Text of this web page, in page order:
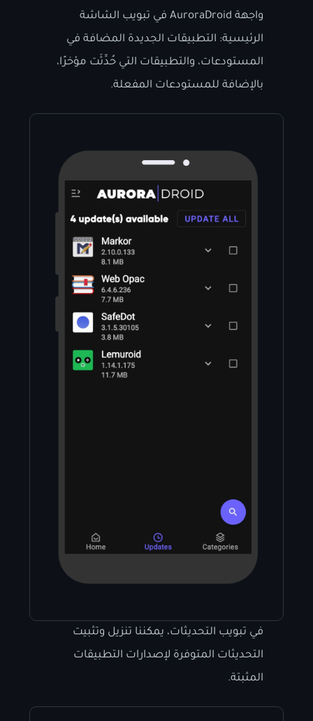
واجهة AuroraDroid في تبويب الشاشة
الرئيسية: التطبيقات الجديدة المضافة في
المستودعات، والتطبيقات التي حُدِّثَت مؤخرًا،
بالإضافة للمستودعات المفعلة.
في تبويب التحديثات، يمكننا تنزيل وتثبيت
التحديثات المتوفرة لإصدارات التطبيقات
المثبتة.